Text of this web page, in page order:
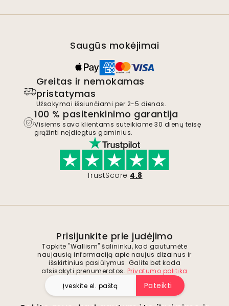
Saugūs mokėjimai
Greitas ir nemokamas
pristatymas
Užsakymai išsiunčiami per 2-5 dienas.
100 % pasitenkinimo garantija
Visiems savo klientams suteikiame 30 dienų teisę
grąžinti neįdiegtus gaminius.
TrustScore 4.8
Prisijunkite prie judėjimo
Tapkite "Wallism" šalininku, kad gautumėte
naujausią informaciją apie naujus dizainus ir
išskirtinius pasiūlymus. Galite bet kada
atsisakyti prenumeratos. Privatumo politika
Pateikti